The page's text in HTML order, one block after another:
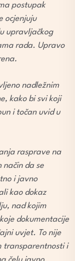
postupak
ocjenjuju
upravljačkog
rada. Upravo
nadležnim
kako bi svi koji
i točan uvid u
rasprave na
način da se
i javno
kao dokaz
nad kojim
dokumentacije
uvjet. To nije
transparentnosti i